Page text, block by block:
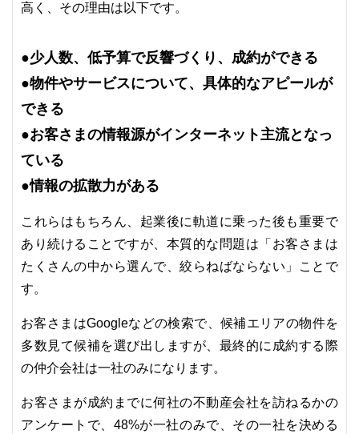
高く、その理由は以下です。
●少人数、低予算で反響づくり、成約ができる
●物件やサービスについて、具体的なアピールが
できる
●お客さまの情報源がインターネット主流となっ
ている
●情報の拡散力がある
これらはもちろん、起業後に軌道に乗った後も重要で
あり続けることですが、本質的な問題は「お客さまは
たくさんの中から選んで、絞らねばならない」ことで
す。
お客さまはGoogleなどの検索で、候補エリアの物件を
多数見て候補を選び出しますが、最終的に成約する際
の仲介会社は一社のみになります。
お客さまが成約までに何社の不動産会社を訪ねるかの
アンケートで、48%が一社のみで、その一社を決める